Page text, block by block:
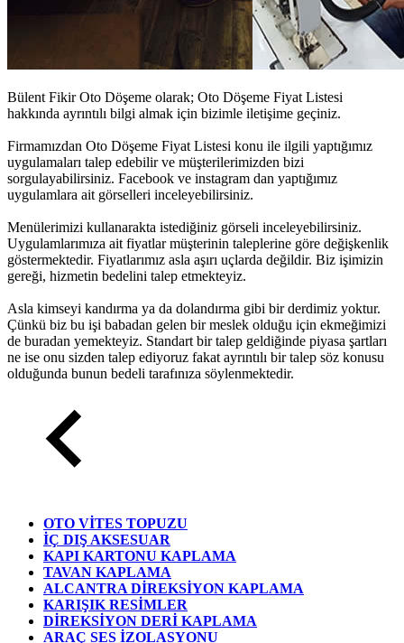
Bülent Fikir Oto Döşeme olarak; Oto Döşeme Fiyat Listesi
hakkında ayrıntılı bilgi almak için bizimle iletişime geçiniz.
Firmamızdan Oto Döşeme Fiyat Listesi konu ile ilgili yaptığımız
uygulamaları talep edebilir ve müşterilerimizden bizi
sorgulayabilirsiniz. Facebook ve instagram dan yaptığımız
uygulamlara ait görselleri inceleyebilirsiniz.
Menülerimizi kullanarakta istediğiniz görseli inceleyebilirsiniz.
Uygulamlarımıza ait fiyatlar müşterinin taleplerine göre değişkenlik
göstermektedir. Fiyatlarımız asla aşırı uçlarda değildir. Biz işimizin
gereği, hizmetin bedelini talep etmekteyiz.
Asla kimseyi kandırma ya da dolandırma gibi bir derdimiz yoktur.
Çünkü biz bu işi babadan gelen bir meslek olduğu için ekmeğimizi
de buradan yemekteyiz. Standart bir talep geldiğinde piyasa şartları
ne ise onu sizden talep ediyoruz fakat ayrıntılı bir talep söz konusu
olduğunda bunun bedeli tarafınıza söylenmektedir.
OTO VİTES TOPUZU
İÇ DIŞ AKSESUAR
KAPI KARTONU KAPLAMA
TAVAN KAPLAMA
ALCANTRA DİREKSİYON KAPLAMA
KARIŞIK RESİMLER
DİREKSİYON DERİ KAPLAMA
ARAÇ SES İZOLASYONU